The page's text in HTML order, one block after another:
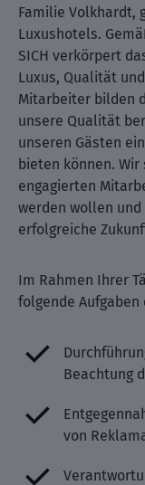
Familie Volkhardt,
Luxushotels.
SICH verkörpert
Luxus, Qualität
Mitarbeiter bilden
unsere Qualität
unseren Gästen
bieten können.
engagierten
werden wollen
erfolgreiche
Im Rahmen Ihrer
folgende Aufgaben
Beachtung
von